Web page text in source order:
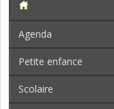
Agenda
Petite enfance
Scolaire